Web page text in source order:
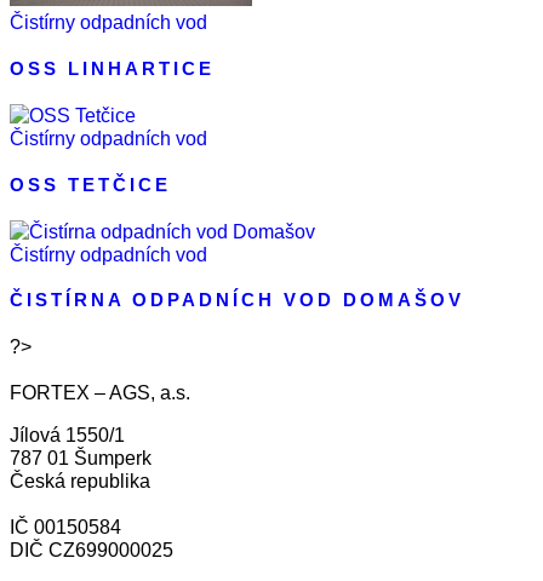
Čistírny odpadních vod
OSS LINHARTICE
Čistírny odpadních vod
OSS TETČICE
Čistírny odpadních vod
ČISTÍRNA ODPADNÍCH VOD DOMAŠOV
?>
FORTEX – AGS, a.s.
Jílová 1550/1
787 01 Šumperk
Česká republika
IČ 00150584
DIČ CZ699000025